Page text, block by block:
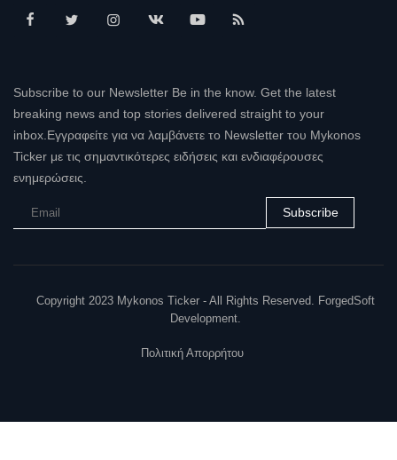
Subscribe to our Newsletter Be in the know. Get the latest
breaking news and top stories delivered straight to your
inbox.Εγγραφείτε για να λαμβάνετε το Newsletter του Mykonos
Ticker με τις σημαντικότερες ειδήσεις και ενδιαφέρουσες
ενημερώσεις.
Subscribe
Copyright 2023 Mykonos Ticker - All Rights Reserved. ForgedSoft
Development.
Πολιτική Απορρήτου